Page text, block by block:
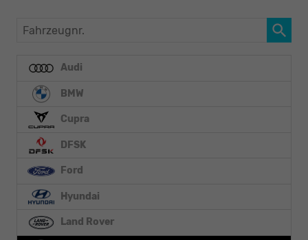
Fahrzeugnr.
Audi
BMW
Cupra
DFSK
Ford
Hyundai
Land Rover